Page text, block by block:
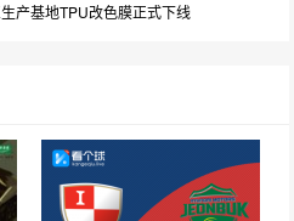
产基地TPU改色膜正式下线